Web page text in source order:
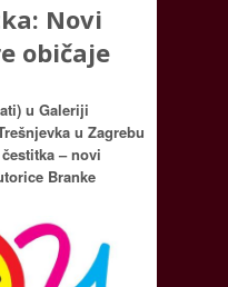
Novi
običaje
u Galeriji
u Zagrebu
– novi
Branke